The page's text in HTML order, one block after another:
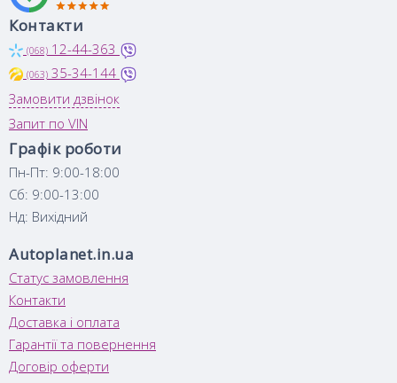
Контакти
(068) 12-44-363
(063) 35-34-144
Замовити дзвінок
Запит по VIN
Графік роботи
Пн-Пт: 9:00-18:00
Сб: 9:00-13:00
Нд: Вихідний
Autoplanet.in.ua
Статус замовлення
Контакти
Доставка і оплата
Гарантії та повернення
Договір оферти